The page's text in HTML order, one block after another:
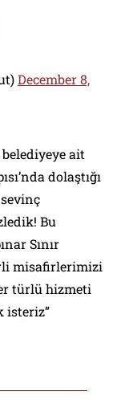
December 8,
ait
dolaştığı
Bu
Sınır
misafirlerimizi
türlü hizmeti
isteriz”